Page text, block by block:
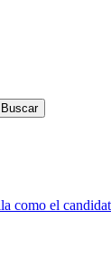
como el